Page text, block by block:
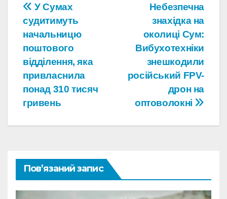
Навігація
записів
Небезпечна
знахідка на
околиці Сум:
Вибухотехніки
знешкодили
російський FPV-
дрон на
оптоволокні
У Сумах
судитимуть
начальницю
поштового
відділення, яка
привласнила
понад 310 тисяч
гривень
Пов’язаний запис